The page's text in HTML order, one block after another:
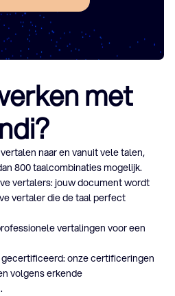
met
naar en vanuit vele talen,
800 taalcombinaties mogelijk.
vertalers: jouw document wordt
vertaler die de taal perfect
vertalingen voor een
gecertificeerd: onze certificeringen
volgens erkende